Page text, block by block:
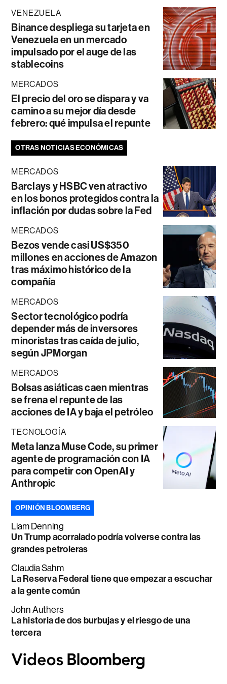
VENEZUELA
Binance despliega su tarjeta en
Venezuela en un mercado
impulsado por el auge de las
stablecoins
MERCADOS
El precio del oro se dispara y va
camino a su mejor día desde
febrero: qué impulsa el repunte
OTRAS NOTICIAS ECONÓMICAS
MERCADOS
Barclays y HSBC ven atractivo
en los bonos protegidos contra la
inflación por dudas sobre la Fed
MERCADOS
Bezos vende casi US$350
millones en acciones de Amazon
tras máximo histórico de la
compañía
MERCADOS
Sector tecnológico podría
depender más de inversores
minoristas tras caída de julio,
según JPMorgan
MERCADOS
Bolsas asiáticas caen mientras
se frena el repunte de las
acciones de IA y baja el petróleo
TECNOLOGÍA
Meta lanza Muse Code, su primer
agente de programación con IA
para competir con OpenAI y
Anthropic
OPINIÓN BLOOMBERG
Liam Denning
Un Trump acorralado podría volverse contra las
grandes petroleras
Claudia Sahm
La Reserva Federal tiene que empezar a escuchar
a la gente común
John Authers
La historia de dos burbujas y el riesgo de una
tercera